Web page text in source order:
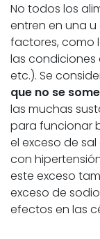
No todos los
entren en una
factores, como
las condiciones
etc.). Se
que no se
las muchas
para funcionar
el exceso de
con
este exceso
exceso de
efectos en las